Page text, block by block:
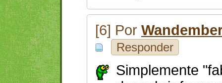
[6] Por
Responder
Simplemente